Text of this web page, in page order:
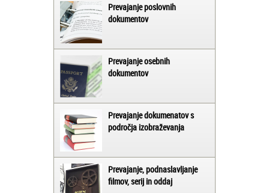
Prevajanje poslovnih
dokumentov
Prevajanje osebnih
dokumentov
Prevajanje dokumenatov s
področja izobraževanja
Prevajanje, podnaslavljanje
filmov, serij in oddaj